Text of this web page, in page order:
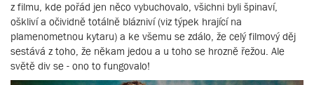
z filmu, kde pořád jen něco vybuchovalo, všichni byli špinaví,
oškliví a očividně totálně blázniví (viz týpek hrající na
plamenometnou kytaru) a ke všemu se zdálo, že celý filmový děj
sestává z toho, že někam jedou a u toho se hrozně řežou. Ale
světě div se - ono to fungovalo!